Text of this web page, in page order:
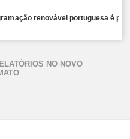
renovável portuguesa é
NO NOVO